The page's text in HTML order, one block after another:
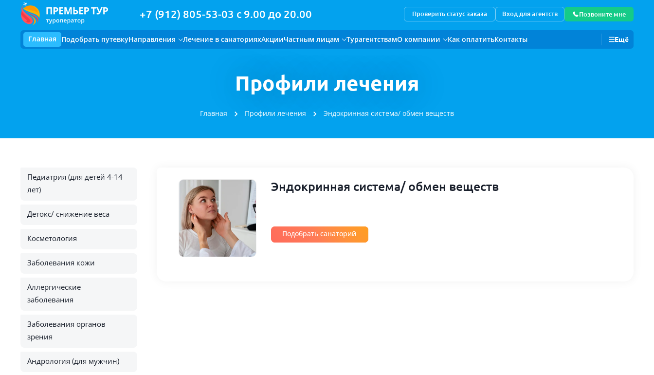
+7 (912) 805-53-03 с 9.00 до 20.00 Проверить статус заказа Вход для агентств Позвоните мне
Главная Подобрать путевкуНаправления Лечение в санаторияхАкцииЧастным лицам ТурагентствамО компании Как оплатитьКонтакты
Для корпоративных клиентов
Ещё
Профили лечения
Главная Профили лечения Эндокринная система/ обмен веществ
Педиатрия (для детей 4-14
лет)
Детокс/ снижение веса
Косметология
Заболевания кожи
Аллергические
заболевания
Заболевания органов
зрения
Андрология (для мужчин)
Эндокринная система/ обмен веществ
Подобрать санаторий